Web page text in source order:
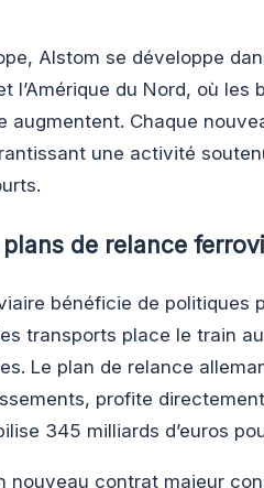
Alstom se développe
l’Amérique du Nord, où
augmentent. Chaque
une activité
plans de relance
bénéficie de politiques
transports place le train
Le plan de relance
profite
345 milliards d’euros
nouveau contrat majeur